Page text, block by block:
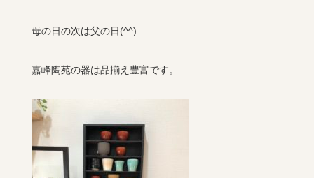
母の日の次は父の日(^^)
嘉峰陶苑の器は品揃え豊富です。